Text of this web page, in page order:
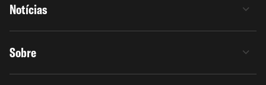
Notícias
Sobre